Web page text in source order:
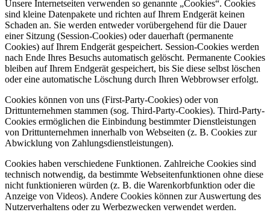
Unsere Internetseiten verwenden so genannte „Cookies“. Cookies
sind kleine Datenpakete und richten auf Ihrem Endgerät keinen
Schaden an. Sie werden entweder vorübergehend für die Dauer
einer Sitzung (Session-Cookies) oder dauerhaft (permanente
Cookies) auf Ihrem Endgerät gespeichert. Session-Cookies werden
nach Ende Ihres Besuchs automatisch gelöscht. Permanente Cookies
bleiben auf Ihrem Endgerät gespeichert, bis Sie diese selbst löschen
oder eine automatische Löschung durch Ihren Webbrowser erfolgt.
Cookies können von uns (First-Party-Cookies) oder von
Drittunternehmen stammen (sog. Third-Party-Cookies). Third-Party-
Cookies ermöglichen die Einbindung bestimmter Dienstleistungen
von Drittunternehmen innerhalb von Webseiten (z. B. Cookies zur
Abwicklung von Zahlungsdienstleistungen).
Cookies haben verschiedene Funktionen. Zahlreiche Cookies sind
technisch notwendig, da bestimmte Webseitenfunktionen ohne diese
nicht funktionieren würden (z. B. die Warenkorbfunktion oder die
Anzeige von Videos). Andere Cookies können zur Auswertung des
Nutzerverhaltens oder zu Werbezwecken verwendet werden.